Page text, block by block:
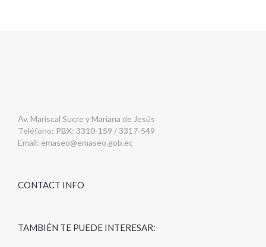
Av. Mariscal Sucre y Mariana de Jesús
Teléfono: PBX: 3310-159 / 3317-549
Email: emaseo@emaseo.gob.ec
CONTACT INFO
TAMBIÉN TE PUEDE INTERESAR: